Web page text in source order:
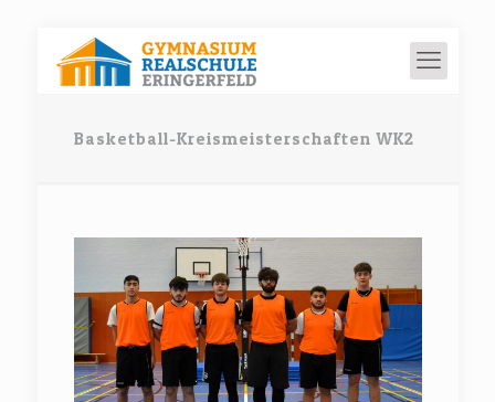
Basketball-Kreismeisterschaften WK2